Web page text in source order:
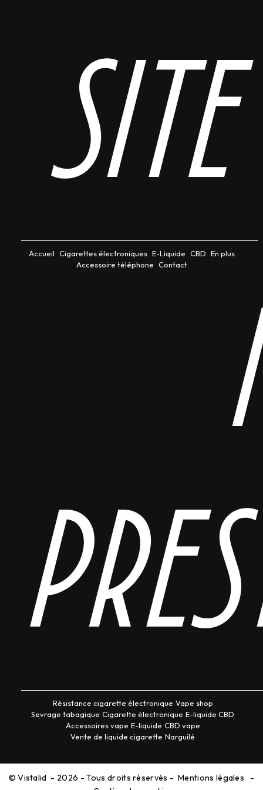
site
Accueil Cigarettes électroniques E-Liquide CBD En plus
Accessoire téléphone Contact
Résistance cigarette électronique Vape shop
Sevrage tabagique Cigarette électronique E-liquide CBD
Accessoires vape E-liquide CBD vape
Vente de liquide cigarette Narguilé
©Vistalid - 2026 - Tous droits réservés - Mentions légales
-